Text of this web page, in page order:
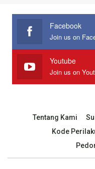
Facebook
Youtube
Join us on
Tentang Kami
Kode